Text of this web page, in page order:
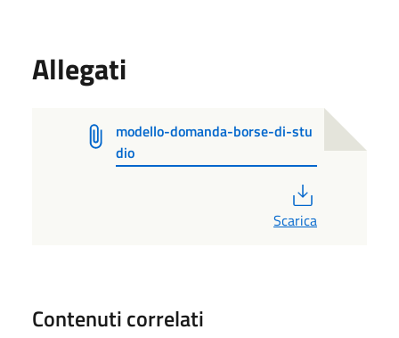
Allegati
modello-domanda-borse-di-stu
dio
Scarica
Contenuti correlati